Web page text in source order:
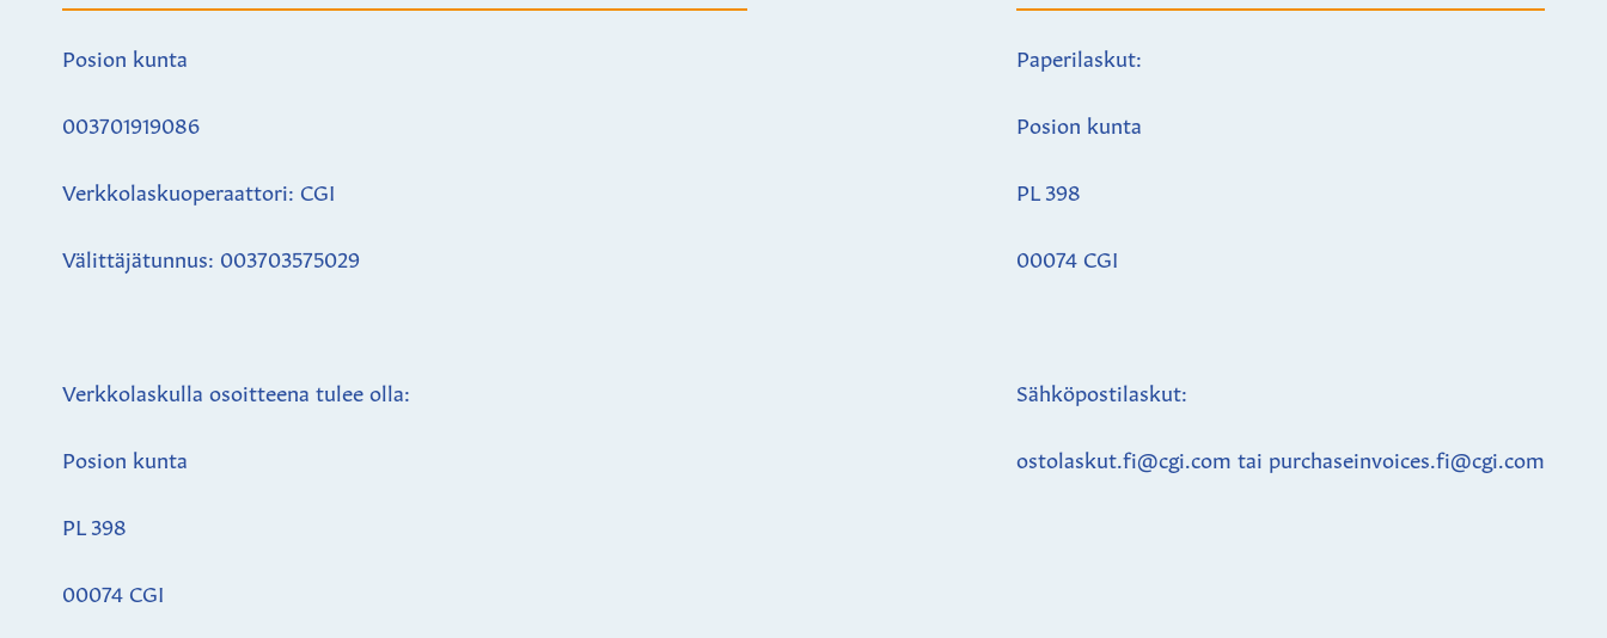
Posion kunta
003701919086
Verkkolaskuoperaattori: CGI
Välittäjätunnus: 003703575029
Verkkolaskulla osoitteena tulee olla:
Posion kunta
PL 398
00074 CGI
Paperilaskut:
Posion kunta
PL 398
00074 CGI
Sähköpostilaskut:
ostolaskut.fi@cgi.com tai purchaseinvoices.fi@cgi.com